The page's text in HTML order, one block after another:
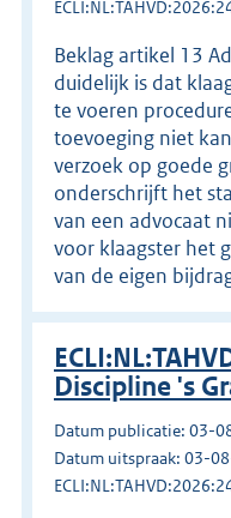
Beklag artikel 13
duidelijk is dat
te voeren
toevoeging niet
verzoek op goede
onderschrijft het
van een advocaat
voor klaagster het
van de eigen
Discipline 's
Datum publicatie: 03-
Datum uitspraak: 03-